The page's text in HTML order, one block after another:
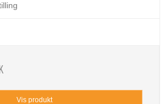
Vis produkt